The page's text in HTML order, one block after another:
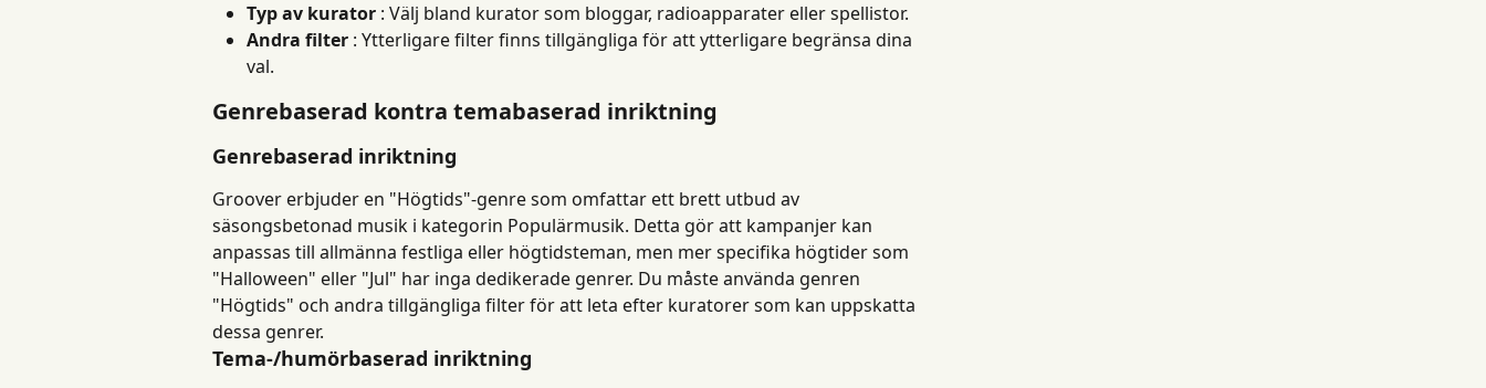
Typ av kurator : Välj bland kurator som bloggar, radioapparater eller spellistor.
Andra filter : Ytterligare filter finns tillgängliga för att ytterligare begränsa dina
val.
Genrebaserad kontra temabaserad inriktning
Genrebaserad inriktning
Groover erbjuder en "Högtids"-genre som omfattar ett brett utbud av
säsongsbetonad musik i kategorin Populärmusik. Detta gör att kampanjer kan
anpassas till allmänna festliga eller högtidsteman, men mer specifika högtider som
"Halloween" eller "Jul" har inga dedikerade genrer. Du måste använda genren
"Högtids" och andra tillgängliga filter för att leta efter kuratorer som kan uppskatta
dessa genrer.
Tema-/humörbaserad inriktning